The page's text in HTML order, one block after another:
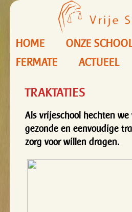
HOME ONZE
FERMATE
ACTUEEL
TRAKTATIES
Als vrijeschool hechten
gezonde en eenvoudige
zorg voor willen dragen.